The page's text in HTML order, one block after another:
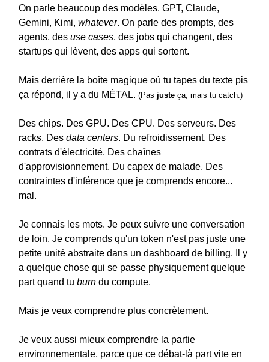
On parle beaucoup des modèles. GPT, Claude,
Gemini, Kimi, whatever. On parle des prompts, des
agents, des use cases, des jobs qui changent, des
startups qui lèvent, des apps qui sortent.
Mais derrière la boîte magique où tu tapes du texte pis
ça répond, il y a du MÉTAL. (Pas juste ça, mais tu catch.)
Des chips. Des GPU. Des CPU. Des serveurs. Des
racks. Des data centers. Du refroidissement. Des
contrats d'électricité. Des chaînes
d'approvisionnement. Du capex de malade. Des
contraintes d'inférence que je comprends encore...
mal.
Je connais les mots. Je peux suivre une conversation
de loin. Je comprends qu'un token n'est pas juste une
petite unité abstraite dans un dashboard de billing. Il y
a quelque chose qui se passe physiquement quelque
part quand tu burn du compute.
Mais je veux comprendre plus concrètement.
Je veux aussi mieux comprendre la partie
environnementale, parce que ce débat-là part vite en